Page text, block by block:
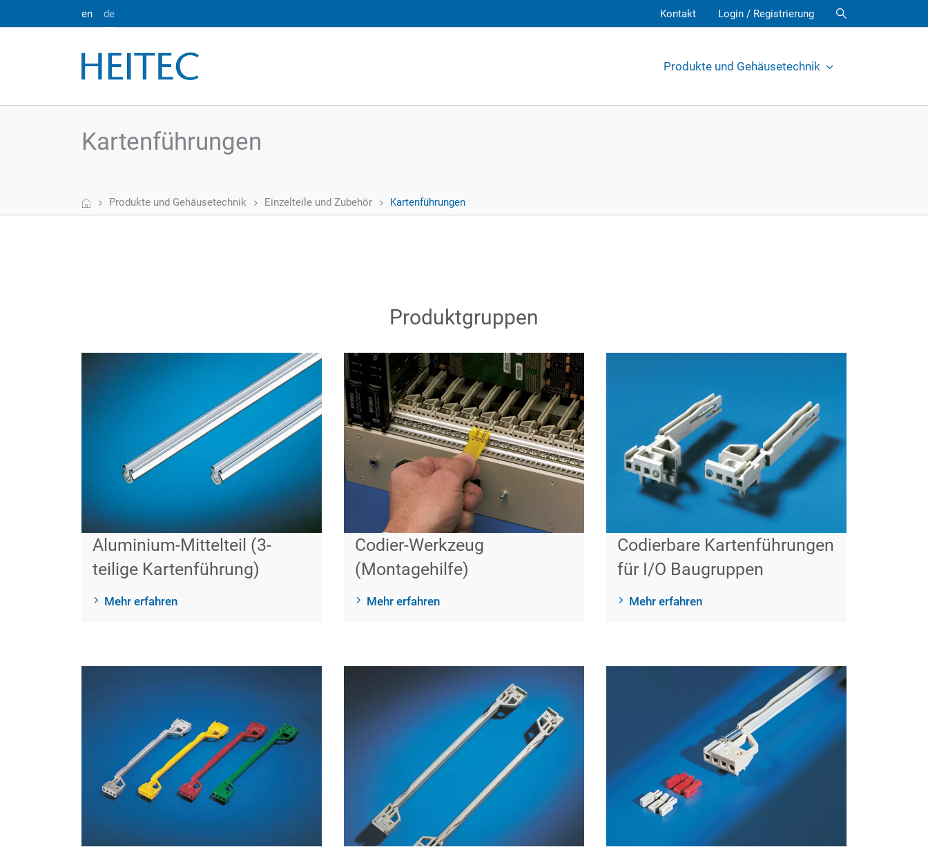
en de Kontakt Login / Registrierung
Produkte und Gehäusetechnik
Kartenführungen
StartProdukte und Gehäusetechnik Einzelteile und Zubehör Kartenführungen
Produktgruppen
Aluminium-Mittelteil (3-
teilige Kartenführung)
Mehr erfahren
Codier-Werkzeug
(Montagehilfe)
Mehr erfahren
Codierbare Kartenführungen
für I/O Baugruppen
Mehr erfahren